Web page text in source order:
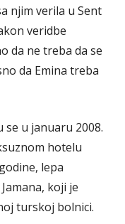
njim verila u Sent
veridbe
da ne treba da se
da Emina treba
u januaru 2008.
hotelu
lepa
koji je
turskoj bolnici.